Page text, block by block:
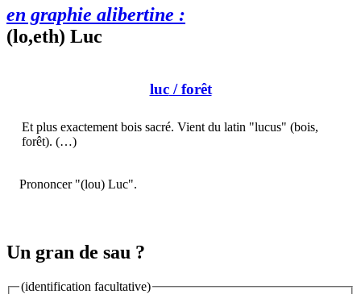
en graphie alibertine :
(lo,eth) Luc
luc/ forêt
Et plus exactement bois sacré. Vient du latin "lucus" (bois,
forêt). (…)
Prononcer "(lou) Luc".
Un gran de sau ?
(identification facultative)